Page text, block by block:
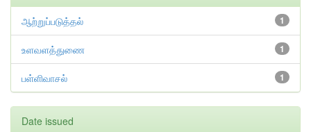
1
ஆற்றுப்படுத்தல்
1
உளவளத்துணை
1
பள்ளிவாசல்
Date issued